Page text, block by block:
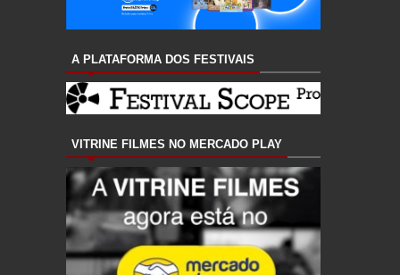
A PLATAFORMA DOS FESTIVAIS
VITRINE FILMES NO MERCADO PLAY